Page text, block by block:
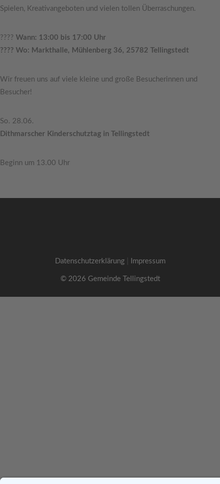
Spielen, Kreativangeboten und vielen tollen Überraschungen.
???? Wann: 13:00 bis 17:00 Uhr
???? Wo: Markthalle, Mühlenberg 36, 25782 Tellingstedt
Wir freuen uns auf viele kleine und große Besucherinnen und
Besucher!
So. 28.06.
Dithmarscher Kinderschutztag in Tellingstedt
Beginn um 13.00 Uhr
Datenschutzerklärung| Impressum
© 2026 Gemeinde Tellingstedt